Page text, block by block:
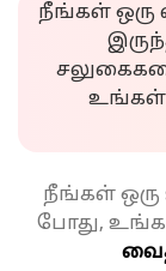
நீங்கள் ஒரு
நீங்கள் ஒரு
போது,